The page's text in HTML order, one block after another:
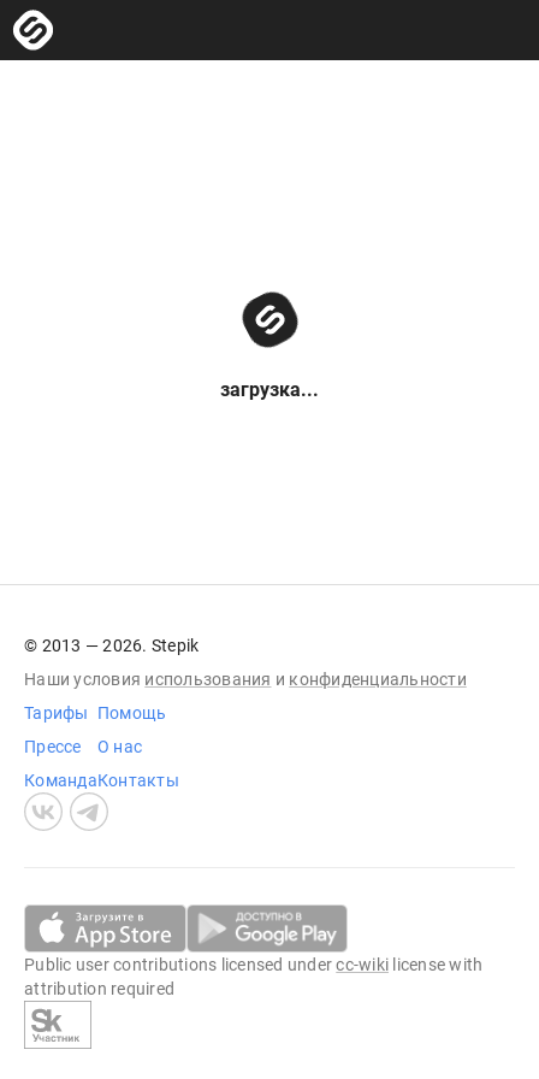
загрузка...
© 2013 — 2026. Stepik
Наши условия использования и конфиденциальности
Тарифы
Прессе
Команда
Помощь
О нас
Контакты
Public user contributions licensed undercc-wiki license with
attribution required